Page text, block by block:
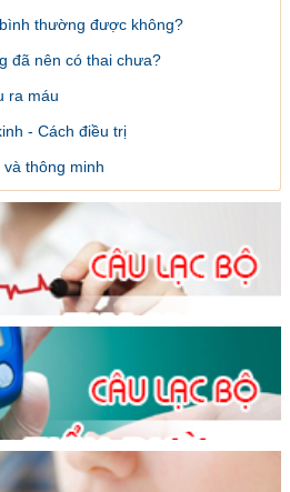
thường được không?
đã nên có thai chưa?
ra máu
- Cách điều trị
thông minh